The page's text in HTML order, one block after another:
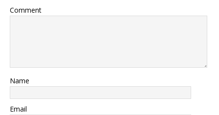
Comment
Name
Email